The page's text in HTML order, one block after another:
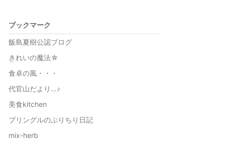
ブックマーク
飯島夏樹公認ブログ
きれいの魔法☆
食卓の風・・・
代官山だより…♪
美食kitchen
ブリングルのぷりちり日記
mix-herb